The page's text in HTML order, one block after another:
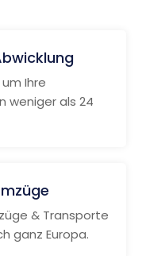
Ihre
weniger als 24
& Transporte
ganz Europa.